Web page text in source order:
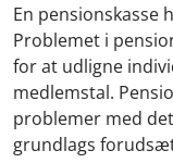
En pensionskasse
Problemet i
for at udligne
medlemstal.
problemer med
grundlags